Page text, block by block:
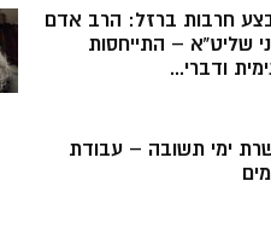
חרבות ברזל: הרב אדם
שליט”א – התייחסות
ודברי...
ימי תשובה – עבודת